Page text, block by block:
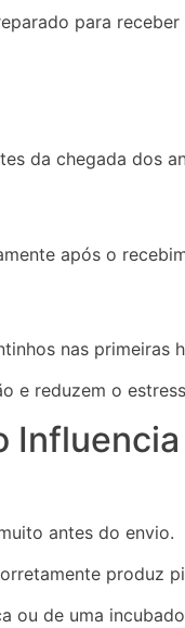
para receber
da chegada dos
após o
nas primeiras
e reduzem o
antes do envio.
produz
ou de uma